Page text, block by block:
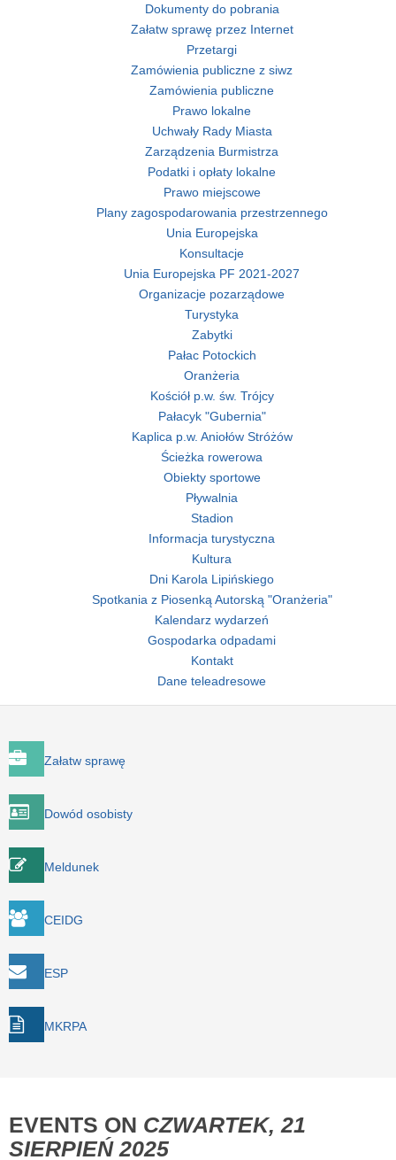
Dokumenty do pobrania
Załatw sprawę przez Internet
Przetargi
Zamówienia publiczne z siwz
Zamówienia publiczne
Prawo lokalne
Uchwały Rady Miasta
Zarządzenia Burmistrza
Podatki i opłaty lokalne
Prawo miejscowe
Plany zagospodarowania przestrzennego
Unia Europejska
Konsultacje
Unia Europejska PF 2021-2027
Organizacje pozarządowe
Turystyka
Zabytki
Pałac Potockich
Oranżeria
Kościół p.w. św. Trójcy
Pałacyk "Gubernia"
Kaplica p.w. Aniołów Stróżów
Ścieżka rowerowa
Obiekty sportowe
Pływalnia
Stadion
Informacja turystyczna
Kultura
Dni Karola Lipińskiego
Spotkania z Piosenką Autorską "Oranżeria"
Kalendarz wydarzeń
Gospodarka odpadami
Kontakt
Dane teleadresowe
Załatw sprawę
Dowód osobisty
Meldunek
CEIDG
ESP
MKRPA
EVENTS ON CZWARTEK, 21
SIERPIEŃ 2025